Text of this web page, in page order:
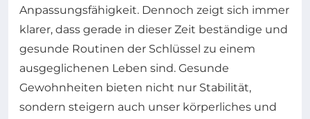
Anpassungsfähigkeit. Dennoch zeigt sich immer
klarer, dass gerade in dieser Zeit beständige und
gesunde Routinen der Schlüssel zu einem
ausgeglichenen Leben sind. Gesunde
Gewohnheiten bieten nicht nur Stabilität,
sondern steigern auch unser körperliches und